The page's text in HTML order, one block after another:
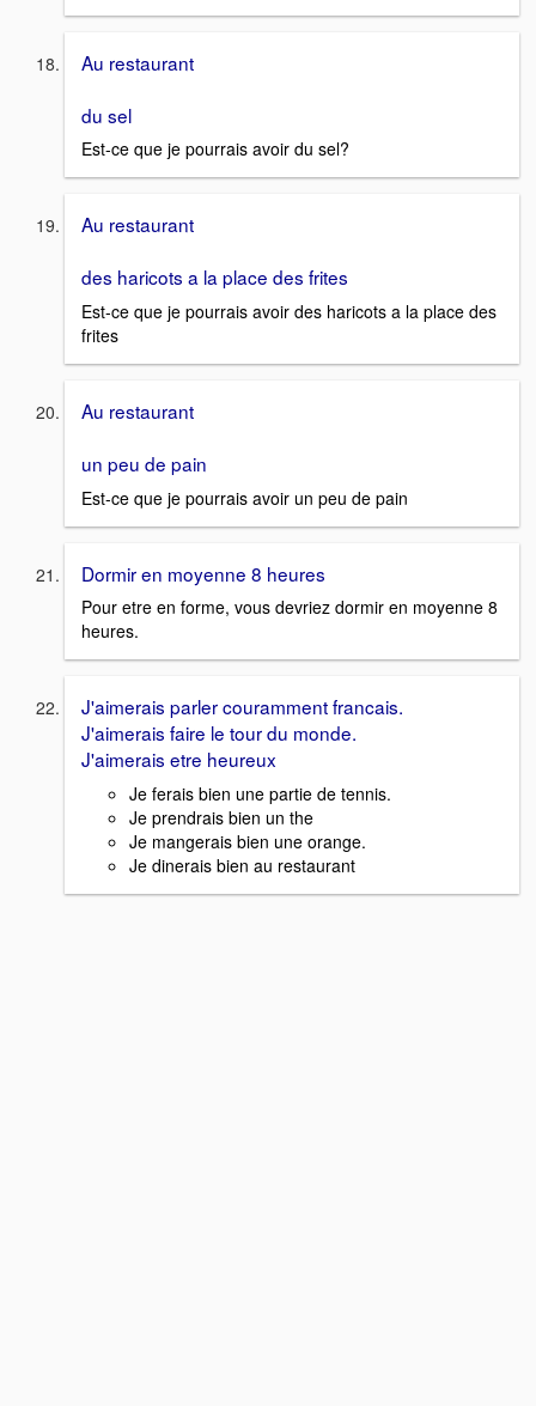
Au restaurant
du sel
Est-ce que je pourrais avoir du sel?
Au restaurant
des haricots a la place des frites
Est-ce que je pourrais avoir des haricots a la place des
frites
Au restaurant
un peu de pain
Est-ce que je pourrais avoir un peu de pain
Dormir en moyenne 8 heures
Pour etre en forme, vous devriez dormir en moyenne 8
heures.
J'aimerais parler couramment francais.
J'aimerais faire le tour du monde.
J'aimerais etre heureux
Je ferais bien une partie de tennis.
Je prendrais bien un the
Je mangerais bien une orange.
Je dinerais bien au restaurant